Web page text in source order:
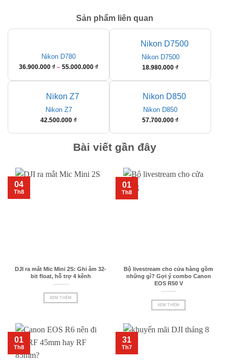
Sản phẩm liên quan
Nikon D780
36.900.000 ₫ – 55.000.000 ₫Khoảng
Nikon D7500
18.980.000 ₫
Nikon Z7
42.500.000 ₫
Nikon D850
57.700.000 ₫
Bài viết gần đây
DJI ra mắt Mic Mini 2S: Ghi âm 32-
bit float, hỗ trợ 4 kênh
XEM THÊM
04
Th8
Bộ livestream cho cửa hàng gồm
những gì? Gợi ý combo Canon
EOS R50 V
XEM THÊM
01
Th8
01
Th8
31
Th7